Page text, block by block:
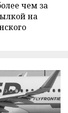
чем за
на